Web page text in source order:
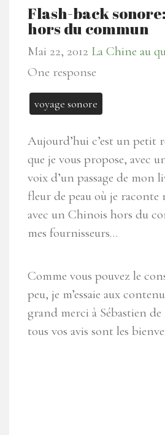
Flash-back
hors du commun
Mai 22, 2012 La Chine au
One response
voyage sonore
Aujourd’hui c’est un petit
que je vous propose, avec
voix d’un passage de mon
fleur de peau où je raconte
avec un Chinois hors du
mes fournisseurs…
Comme vous pouvez le
peu, je m’essaie aux
grand merci à Sébastien
tous vos avis sont les